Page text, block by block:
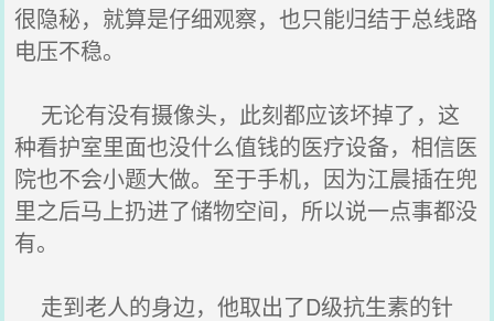
很隐秘，就算是仔细观察，也只能归结于总线路
电压不稳。
无论有没有摄像头，此刻都应该坏掉了，这
种看护室里面也没什么值钱的医疗设备，相信医
院也不会小题大做。至于手机，因为江晨插在兜
里之后马上扔进了储物空间，所以说一点事都没
有。
走到老人的身边，他取出了D级抗生素的针